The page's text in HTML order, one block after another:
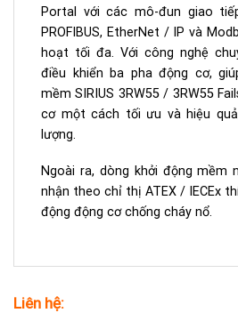
Portal với các mô-đun giao
PROFIBUS, EtherNet / IP và
hoạt tối đa. Với công nghệ
điều khiển ba pha động cơ,
mềm SIRIUS 3RW55 / 3RW55
cơ một cách tối ưu và hiệu
lượng.
Ngoài ra, dòng khởi động mềm
nhận theo chỉ thị ATEX / IECEx
động động cơ chống cháy nổ.
Liên hệ: